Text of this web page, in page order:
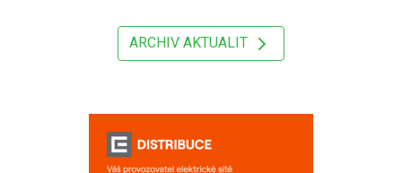
ARCHIV AKTUALIT